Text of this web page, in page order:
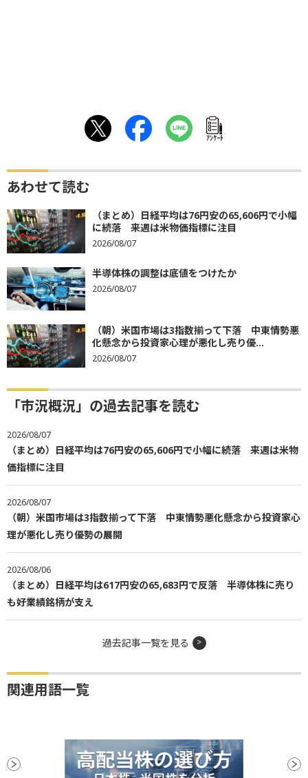
ｱﾝｹｰﾄ
あわせて読む
（まとめ）日経平均は76円安の65,606円で小幅
に続落 来週は米物価指標に注目
2026/08/07
半導体株の調整は底値をつけたか
2026/08/07
（朝）米国市場は3指数揃って下落 中東情勢悪
化懸念から投資家心理が悪化し売り優...
2026/08/07
「市況概況」の過去記事を読む
2026/08/07
（まとめ）日経平均は76円安の65,606円で小幅に続落 来週は米物
価指標に注目
2026/08/07
（朝）米国市場は3指数揃って下落 中東情勢悪化懸念から投資家心
理が悪化し売り優勢の展開
2026/08/06
（まとめ）日経平均は617円安の65,683円で反落 半導体株に売り
も好業績銘柄が支え
過去記事一覧を見る
関連用語一覧